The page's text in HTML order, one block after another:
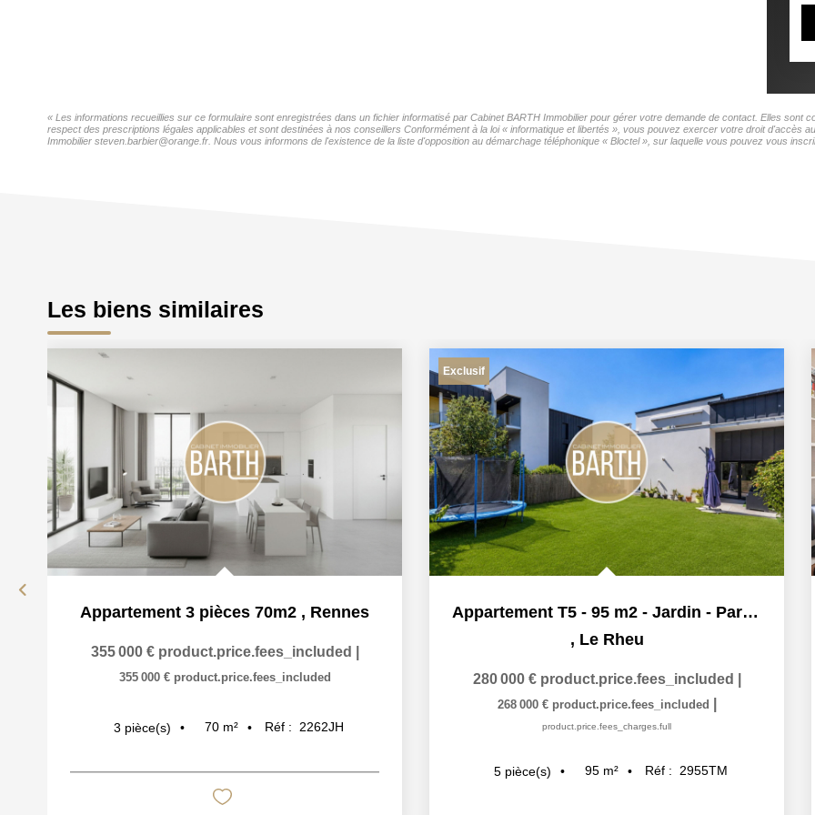
« Les informations recueillies sur ce formulaire sont enregistrées dans un fichier informatisé par Cabinet BARTH Immobilier pour gérer votre demande de contact. Elles sont
respect des prescriptions légales applicables et sont destinées à nos conseillers Conformément à la loi « informatique et libertés », vous pouvez exercer votre droit d'accès
Immobilier steven.barbier@orange.fr. Nous vous informons de l'existence de la liste d'opposition au démarchage téléphonique « Bloctel », sur laquelle vous pouvez vous
Les biens similaires
Appartement 3 pièces 70m2 , Rennes
355 000 € product.price.fees_included
355 000 € product.price.fees_included
3 pièce(s) 70 m² Réf : 2262JH
Exclusif
Appartement T5 - 95 m2 - Jardin - Parkings - Celliers
, Le Rheu
280 000 € product.price.fees_included
268 000 € product.price.fees_included
product.price.fees_charges.full
5 pièce(s) 95 m² Réf : 2955TM